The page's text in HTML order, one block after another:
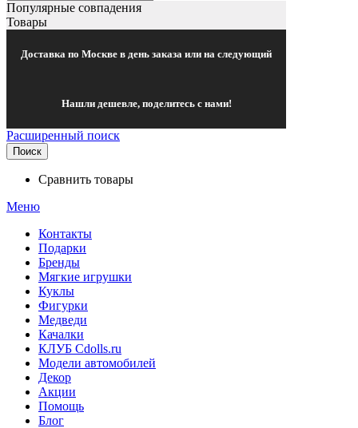
Популярные совпадения
Товары
Доставка по Москве в день заказа или на следующий
Нашли дешевле, поделитесь с нами!
Расширенный поиск
Поиск
Сравнить товары
Меню
Контакты
Подарки
Бренды
Мягкие игрушки
Куклы
Фигурки
Медведи
Качалки
КЛУБ Cdolls.ru
Модели автомобилей
Декор
Акции
Помощь
Блог